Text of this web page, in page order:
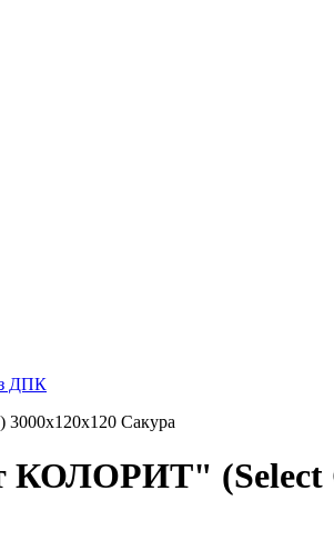
ДПК
Сакура
КОЛОРИТ" (Select